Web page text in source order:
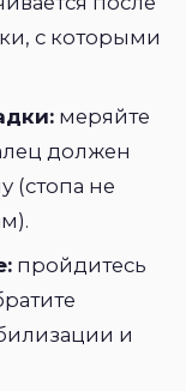
с которыми
меряйте
должен
(стопа не
пройдитесь
и